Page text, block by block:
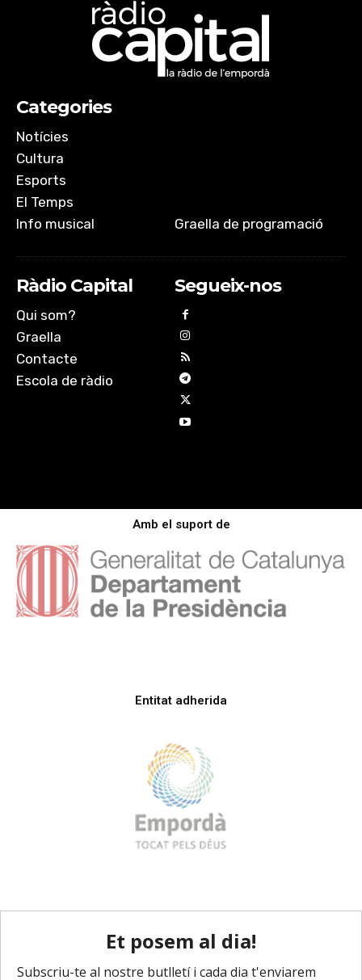
EMBED
Categories
Notícies
Cultura
Esports
El Temps
Info musical
Graella de programació
Ràdio Capital
Qui som?
Graella
Contacte
Escola de ràdio
Segueix-nos
Amb el suport de
Entitat adherida